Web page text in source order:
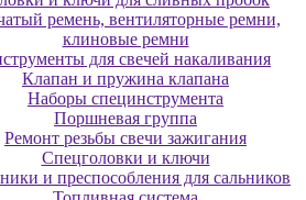
ремень, вентиляторные ремни,
клиновые ремни
для свечей накаливания
Клапан и пружина клапана
Наборы специнструмента
Поршневая группа
Ремонт резьбы свечи зажигания
Спецголовки и ключи
и преспособления для сальников